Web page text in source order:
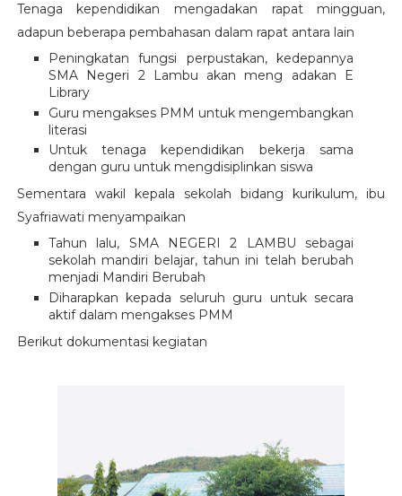
Tenaga kependidikan mengadakan rapat mingguan,
adapun beberapa pembahasan dalam rapat antara lain
Peningkatan fungsi perpustakan, kedepannya
SMA Negeri 2 Lambu akan meng adakan E
Library
Guru mengakses PMM untuk mengembangkan
literasi
Untuk tenaga kependidikan bekerja sama
dengan guru untuk mengdisiplinkan siswa
Sementara wakil kepala sekolah bidang kurikulum, ibu
Syafriawati menyampaikan
Tahun lalu, SMA NEGERI 2 LAMBU sebagai
sekolah mandiri belajar, tahun ini telah berubah
menjadi Mandiri Berubah
Diharapkan kepada seluruh guru untuk secara
aktif dalam mengakses PMM
Berikut dokumentasi kegiatan